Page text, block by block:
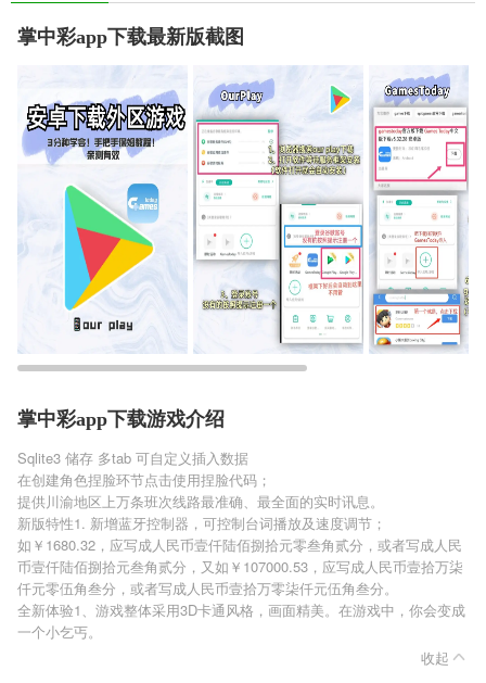
掌中彩app下载最新版截图
掌中彩app下载游戏介绍
Sqlite3 储存 多tab 可自定义插入数据
在创建角色捏脸环节点击使用捏脸代码；
提供川渝地区上万条班次线路最准确、最全面的实时讯息。
新版特性1. 新增蓝牙控制器，可控制台词播放及速度调节；
如￥1680.32，应写成人民币壹仟陆佰捌拾元零叁角贰分，或者写成人民
币壹仟陆佰捌拾元叁角贰分，又如￥107000.53，应写成人民币壹拾万柒
仟元零伍角叁分，或者写成人民币壹拾万零柒仟元伍角叁分。
全新体验1、游戏整体采用3D卡通风格，画面精美。在游戏中，你会变成
一个小乞丐。
收起